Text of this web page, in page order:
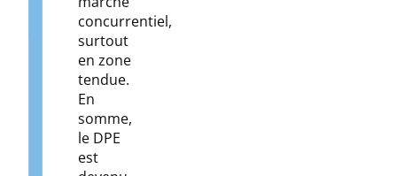
concurrentiel,
surtout
en zone
tendue.
En
somme,
le DPE
est